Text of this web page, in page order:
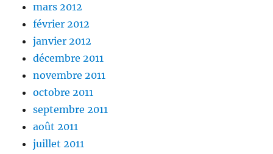
mars 2012
février 2012
janvier 2012
décembre 2011
novembre 2011
octobre 2011
septembre 2011
août 2011
juillet 2011